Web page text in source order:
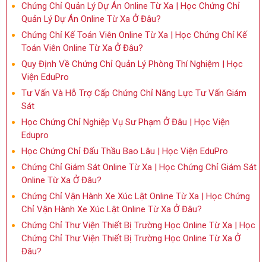
Chứng Chỉ Quản Lý Dự Án Online Từ Xa | Học Chứng Chỉ
Quản Lý Dự Án Online Từ Xa Ở Đâu?
Chứng Chỉ Kế Toán Viên Online Từ Xa | Học Chứng Chỉ Kế
Toán Viên Online Từ Xa Ở Đâu?
Quy Định Về Chứng Chỉ Quản Lý Phòng Thí Nghiệm | Học
Viện EduPro
Tư Vấn Và Hỗ Trợ Cấp Chứng Chỉ Năng Lực Tư Vấn Giám
Sát
Học Chứng Chỉ Nghiệp Vụ Sư Phạm Ở Đâu | Học Viện
Edupro
Học Chứng Chỉ Đấu Thầu Bao Lâu | Học Viện EduPro
Chứng Chỉ Giám Sát Online Từ Xa | Học Chứng Chỉ Giám Sát
Online Từ Xa Ở Đâu?
Chứng Chỉ Vận Hành Xe Xúc Lật Online Từ Xa | Học Chứng
Chỉ Vận Hành Xe Xúc Lật Online Từ Xa Ở Đâu?
Chứng Chỉ Thư Viện Thiết Bị Trường Học Online Từ Xa | Học
Chứng Chỉ Thư Viện Thiết Bị Trường Học Online Từ Xa Ở
Đâu?